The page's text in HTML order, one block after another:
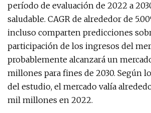
período de evaluación de 2022 a
saludable. CAGR de alrededor de
incluso comparten predicciones
participación de los ingresos del
probablemente alcanzará un
millones para fines de 2030. Según
del estudio, el mercado valía
mil millones en 2022.